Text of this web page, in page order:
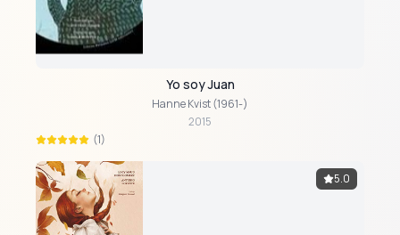
Yo soy Juan
Hanne Kvist (1961-)
2015
(1)
5.0